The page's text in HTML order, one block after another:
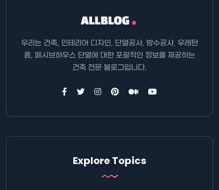
우리는 건축, 인테리어 디자인, 단열공사, 방수공사, 우레탄
폼, 페시브하우스 단열에 대한 포괄적인 정보를 제공하는
건축 전문 블로그입니다.
Explore Topics